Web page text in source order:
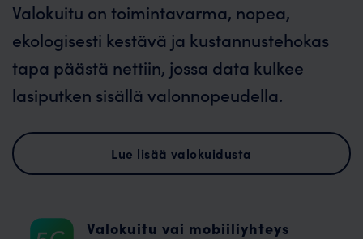
Valokuitu on toimintavarma, nopea,
ekologisesti kestävä ja kustannustehokas
tapa päästä nettiin, jossa data kulkee
lasiputken sisällä valonnopeudella.
Lue lisää valokuidusta
Valokuitu vai mobiiliyhteys